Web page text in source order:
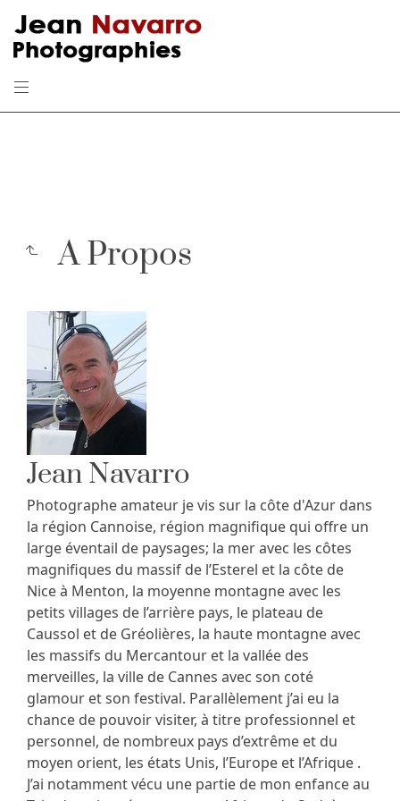
A Propos
Jean Navarro
Photographe amateur je vis sur la côte d'Azur dans
la région Cannoise, région magnifique qui offre un
large éventail de paysages; la mer avec les côtes
magnifiques du massif de l’Esterel et la côte de
Nice à Menton, la moyenne montagne avec les
petits villages de l’arrière pays, le plateau de
Caussol et de Gréolières, la haute montagne avec
les massifs du Mercantour et la vallée des
merveilles, la ville de Cannes avec son coté
glamour et son festival. Parallèlement j’ai eu la
chance de pouvoir visiter, à titre professionnel et
personnel, de nombreux pays d’extrême et du
moyen orient, les états Unis, l’Europe et l’Afrique .
J’ai notamment vécu une partie de mon enfance au